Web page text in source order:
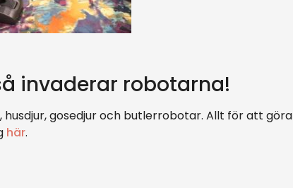
invaderar robotarna!
gosedjur och butlerrobotar. Allt för att göra
här.